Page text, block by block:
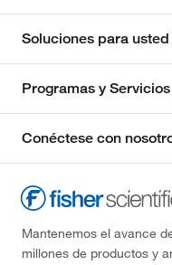
Soluciones para usted
Programas y Servicios
Conéctese con
Mantenemos el avance
millones de productos y